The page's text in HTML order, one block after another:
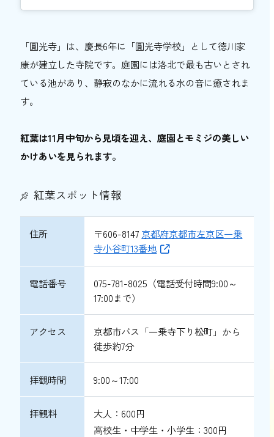
「圓光寺」は、慶長6年に「圓光寺学校」として徳川家
康が建立した寺院です。庭園には洛北で最も古いとされ
ている池があり、静寂のなかに流れる水の音に癒されま
す。
紅葉は11月中旬から見頃を迎え、庭園とモミジの美しい
かけあいを見られます。
紅葉スポット情報
住所 〒606-8147 京都府京都市左京区一乗
寺小谷町13番地
電話番号
075-781-8025（電話受付時間9:00～
17:00まで）
アクセス
京都市バス「一乗寺下り松町」から
徒歩約7分
拝観時間 9:00～17:00
拝観料
大人：600円
高校生・中学生・小学生：300円